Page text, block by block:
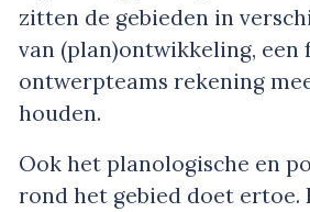
zitten de gebieden in
van (plan)ontwikkeling, een
ontwerpteams rekening
houden.
Ook het planologische en
rond het gebied doet ertoe.